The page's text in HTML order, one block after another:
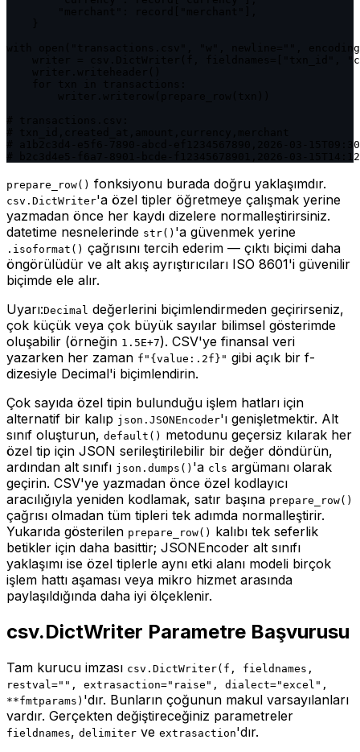
with open("transactions.csv", "w", newline="",
writer = csv.DictWriter(f, fieldnames=["txn_id",
# a1b2c3d4-e5f6-7890-abcd-ef1234567890,2026-03-
# b2c3d4e5-f6a7-8901-bcde-f12345678901,2026-03-
prepare_row() fonksiyonu burada doğru yaklaşımdır.
csv.DictWriter'a özel tipler öğretmeye çalışmak yerine
yazmadan önce her kaydı dizelere normalleştirirsiniz.
datetime nesnelerinde str() 'a güvenmek yerine
.isoformat() çağrısını tercih ederim — çıktı biçimi daha
öngörülüdür ve alt akış ayrıştırıcıları ISO 8601'i güvenilir
biçimde ele alır.
Uyarı:Decimal değerlerini biçimlendirmeden geçirirseniz,
çok küçük veya çok büyük sayılar bilimsel gösterimde
oluşabilir (örneğin 1.5E+7). CSV'ye finansal veri
yazarken her zaman f"{value:.2f}" gibi açık bir f-
dizesiyle Decimal'i biçimlendirin.
Çok sayıda özel tipin bulunduğu işlem hatları için
alternatif bir kalıp json.JSONEncoder'ı genişletmektir. Alt
sınıf oluşturun, default() metodunu geçersiz kılarak her
özel tip için JSON serileştirilebilir bir değer döndürün,
ardından alt sınıfı json.dumps() 'a cls argümanı olarak
geçirin. CSV'ye yazmadan önce özel kodlayıcı
aracılığıyla yeniden kodlamak, satır başına prepare_row()
çağrısı olmadan tüm tipleri tek adımda normalleştirir.
Yukarıda gösterilen prepare_row() kalıbı tek seferlik
betikler için daha basittir; JSONEncoder alt sınıfı
yaklaşımı ise özel tiplerle aynı etki alanı modeli birçok
işlem hattı aşaması veya mikro hizmet arasında
paylaşıldığında daha iyi ölçeklenir.
csv.DictWriter Parametre Başvurusu
Tam kurucu imzası csv.DictWriter(f, fieldnames,
restval="", extrasaction="raise", dialect="excel",
**fmtparams) 'dır. Bunların çoğunun makul varsayılanları
vardır. Gerçekten değiştireceğiniz parametreler
fieldnames, delimiter ve extrasaction'dır.